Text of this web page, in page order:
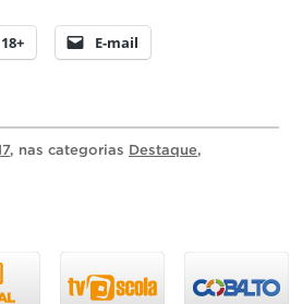
18+ E-mail
, nas categorias Destaque,